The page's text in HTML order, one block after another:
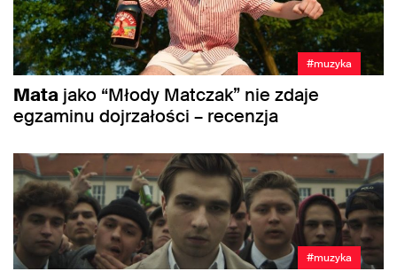
#muzyka
Mata jako “Młody Matczak” nie zdaje
egzaminu dojrzałości – recenzja
#muzyka